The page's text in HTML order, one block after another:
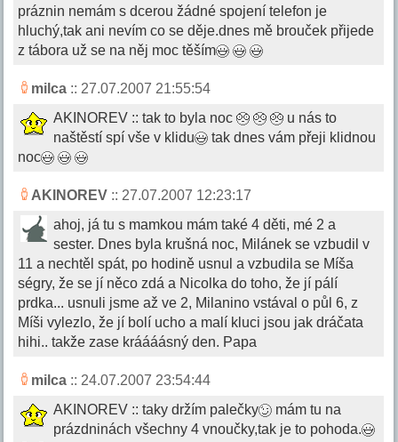
práznin nemám s dcerou žádné spojení telefon je
hluchý,tak ani nevím co se děje.dnes mě brouček přijede
z tábora už se na něj moc těším
milca :: 27.07.2007 21:55:54
AKINOREV :: tak to byla noc
u nás to
naštěstí spí vše v klidu
tak dnes vám přeji klidnou
noc
AKINOREV :: 27.07.2007 12:23:17
ahoj, já tu s mamkou mám také 4 děti, mé 2 a
sester. Dnes byla krušná noc, Milánek se vzbudil v
11 a nechtěl spát, po hodině usnul a vzbudila se Míša
ségry, že se jí něco zdá a Nicolka do toho, že jí pálí
prdka... usnuli jsme až ve 2, Milanino vstával o půl 6, z
Míši vylezlo, že jí bolí ucho a malí kluci jsou jak dráčata
hihi.. takže zase kráááásný den. Papa
milca :: 24.07.2007 23:54:44
AKINOREV :: taky držím palečky
mám tu na
prázdninách všechny 4 vnoučky,tak je to pohoda.